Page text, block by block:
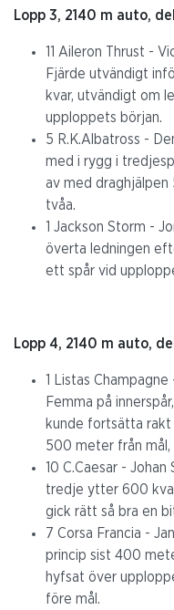
Lopp 3, 2140 m auto,
11 Aileron Thrust -
Fjärde utvändigt
kvar, utvändigt om
upploppets början.
5 R.K.Albatross -
med i rygg i
av med
tvåa.
1 Jackson Storm -
överta ledningen
ett spår vid
Lopp 4, 2140 m auto,
1 Listas Champagne
Femma på
kunde fortsätta
500 meter från
10 C.Caesar -
tredje ytter 600
gick rätt så bra en
7 Corsa Francia -
princip sist 400
hyfsat över
före mål.